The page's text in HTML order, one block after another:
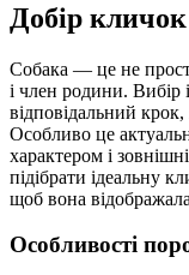
Добір
Собака — це не
і член родини. Вибір
відповідальний
Особливо це
характером і
підібрати ідеальну
щоб вона відображала
Особливості